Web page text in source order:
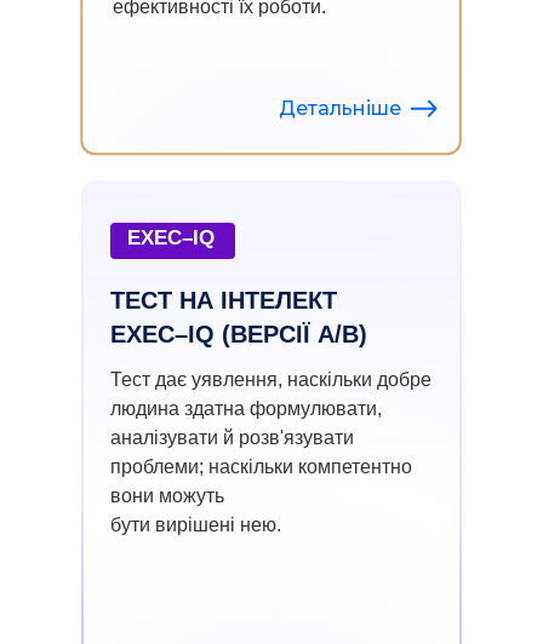
ефективності їх роботи.
ТЕСТ НА ІНТЕЛЕКТ
EXEC–IQ (ВЕРСІЇ А/В)
Тест дає уявлення, наскільки добре
людина здатна формулювати,
аналізувати й розв'язувати
проблеми; наскільки компетентно
вони можуть
бути вирішені нею.
EXEC–IQ
Детальніше